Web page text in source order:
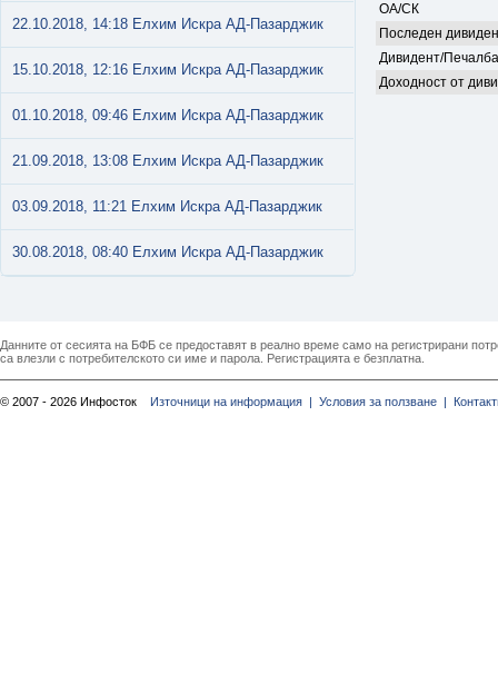
22.10.2018, 14:18 Елхим Искра АД-Пазарджик
15.10.2018, 12:16 Елхим Искра АД-Пазарджик
01.10.2018, 09:46 Елхим Искра АД-Пазарджик
21.09.2018, 13:08 Елхим Искра АД-Пазарджик
03.09.2018, 11:21 Елхим Искра АД-Пазарджик
30.08.2018, 08:40 Елхим Искра АД-Пазарджик
ОА/СК
Последен
Дивидент/Печалба
Доходност от
Данните от сесията на БФБ се предоставят в реално време само на регистрирани
са влезли с потребителското си име и парола. Регистрацията е безплатна.
© 2007 - 2026 Инфосток Източници на информация | Условия за ползване |